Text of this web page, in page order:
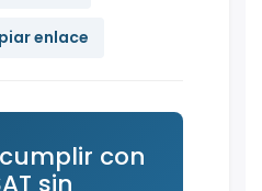
enlace
con
sin